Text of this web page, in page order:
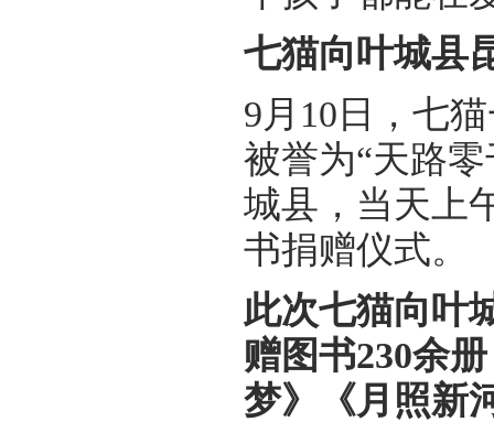
七猫向叶城县
9月10日，七
被誉为“天路
城县，当天上
书捐赠仪式。
此次七猫向叶
赠图书230余
梦》《月照新